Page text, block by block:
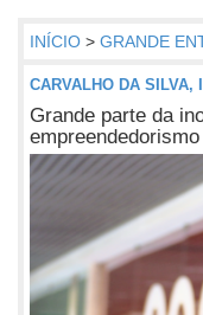
INÍCIO > GRANDE
CARVALHO DA SILVA,
Grande parte da